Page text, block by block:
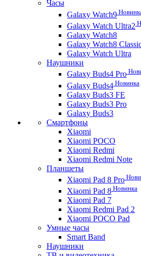
Часы
Galaxy Watch9
Galaxy Watch Ultra2
Galaxy Watch8
Galaxy Watch8
Galaxy Watch Ultra
Наушники
Galaxy Buds4 Pro
Galaxy Buds4 Новинка
Galaxy Buds3 FE
Galaxy Buds3 Pro
Galaxy Buds3
Смартфоны
Xiaomi
Xiaomi POCO
Xiaomi Redmi
Xiaomi Redmi Note
Планшеты
Xiaomi Pad 8 Pro
Xiaomi Pad 8 Новинка
Xiaomi Pad 7
Xiaomi Redmi Pad 2
Xiaomi POCO Pad
Умные часы
Smart Band
Наушники